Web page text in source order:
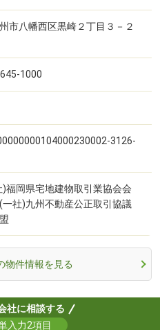
市八幡西区黒崎２丁目３－２
1000
3126-
)福岡県宅地建物取引業協会会
一社)九州不動産公正取引協議
物件情報を見る
社に相談する
入力2項目